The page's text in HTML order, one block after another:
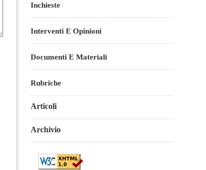
Inchieste
Interventi E Opinioni
Documenti E Materiali
Rubriche
Articoli
Archivio